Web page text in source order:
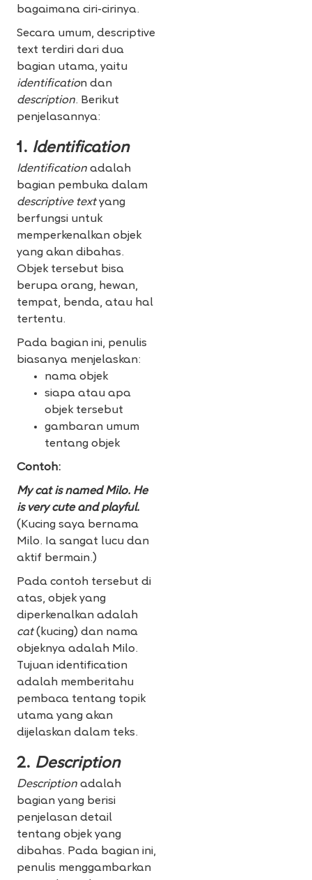
bagaimana ciri-cirinya.
Secara umum, descriptive
text terdiri dari dua
bagian utama, yaitu
identification dan
description. Berikut
penjelasannya:
1. Identification
Identification adalah
bagian pembuka dalam
descriptive textyang
berfungsi untuk
memperkenalkan objek
yang akan dibahas.
Objek tersebut bisa
berupa orang, hewan,
tempat, benda, atau hal
tertentu.
Pada bagian ini, penulis
biasanya menjelaskan:
nama objek
siapa atau apa
objek tersebut
gambaran umum
tentang objek
Contoh:
My cat is named Milo. He
is very cute and playful.
(Kucing saya bernama
Milo. Ia sangat lucu dan
aktif bermain.)
Pada contoh tersebut di
atas, objek yang
diperkenalkan adalah
cat(kucing) dan nama
objeknya adalah Milo.
Tujuan identification
adalah memberitahu
pembaca tentang topik
utama yang akan
dijelaskan dalam teks.
2. Description
Description adalah
bagian yang berisi
penjelasan detail
tentang objek yang
dibahas. Pada bagian ini,
penulis menggambarkan